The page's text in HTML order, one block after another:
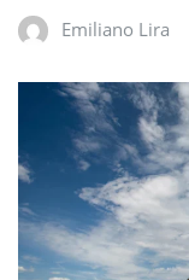
Emiliano Lira